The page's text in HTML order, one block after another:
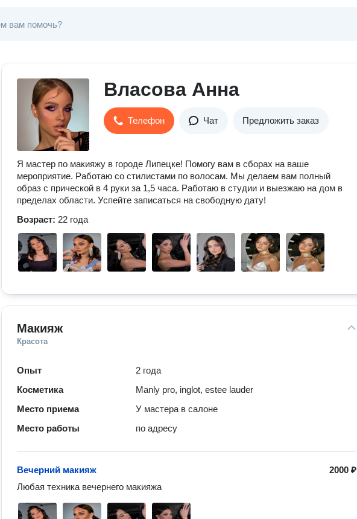
Власова Анна
Телефон Чат Предложить заказ
Я мастер по макияжу в городе Липецке! Помогу вам в сборах на ваше
мероприятие. Работаю со стилистами по волосам. Мы делаем вам полный
образ с прической в 4 руки за 1,5 часа. Работаю в студии и выезжаю на дом в
пределах области. Успейте записаться на свободную дату!
Возраст: 22 года
Макияж
Красота
Опыт
2 года
Косметика
Manly pro, inglot, estee lauder
Место приема
У мастера в салоне
Место работы
по адресу
2000 ₽
Вечерний макияж
Любая техника вечернего макияжа